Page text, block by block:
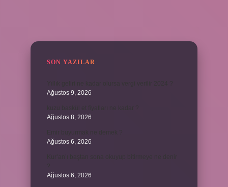
SON YAZILAR
Ağustos 9, 2026
Ağustos 8, 2026
Ağustos 6, 2026
Ağustos 6, 2026